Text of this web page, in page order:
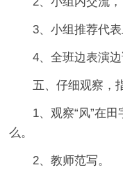
3、小组推荐代表
4、全班边表演边
五、仔细观察，
1、观察“风”在
么。
2、教师范写。